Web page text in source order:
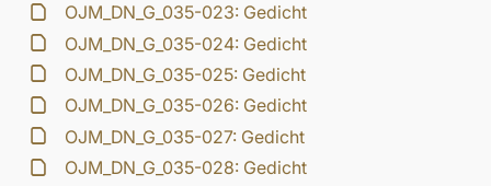
OJM_DN_G_035-023: Gedicht
OJM_DN_G_035-024: Gedicht
OJM_DN_G_035-025: Gedicht
OJM_DN_G_035-026: Gedicht
OJM_DN_G_035-027: Gedicht
OJM_DN_G_035-028: Gedicht